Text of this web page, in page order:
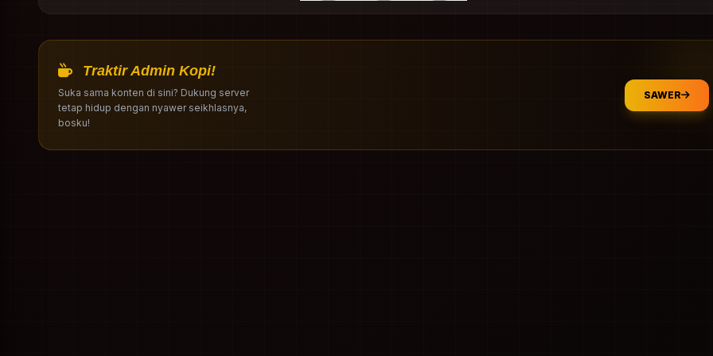
Traktir Admin Kopi!
Suka sama konten di sini? Dukung server
tetap hidup dengan nyawer seikhlasnya,
bosku!
SAWER